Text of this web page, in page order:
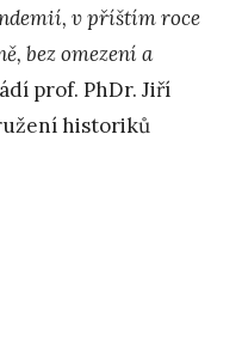
v příštím roce
bez omezení a
prof. PhDr. Jiří
historiků